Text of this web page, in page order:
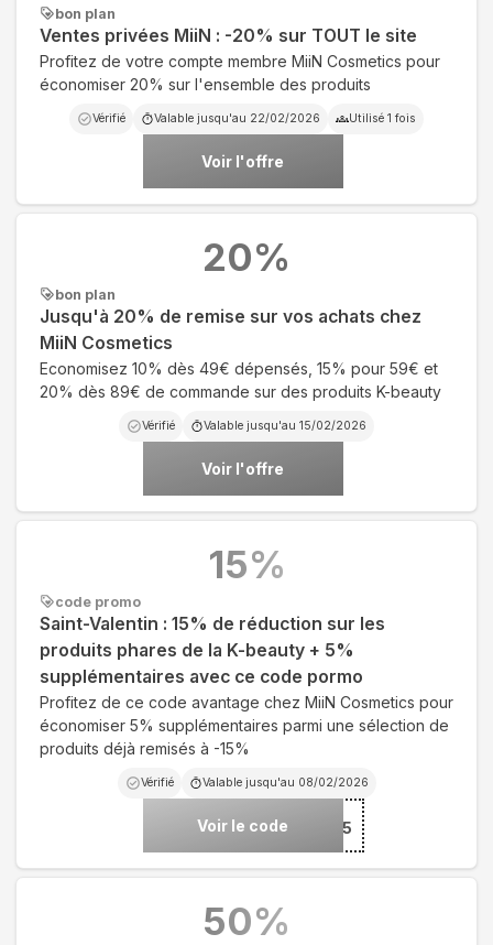
bon plan
Ventes privées MiiN : -20% sur TOUT le site
Profitez de votre compte membre MiiN Cosmetics pour
économiser 20% sur l'ensemble des produits
Vérifié Valable jusqu'au 22/02/2026 Utilisé 1 fois
Voir l'offre
bon plan
Jusqu'à 20% de remise sur vos achats chez
MiiN Cosmetics
Economisez 10% dès 49€ dépensés, 15% pour 59€ et
20% dès 89€ de commande sur des produits K-beauty
Vérifié Valable jusqu'au 15/02/2026
Voir l'offre
20%
code promo
Saint-Valentin : 15% de réduction sur les
produits phares de la K-beauty + 5%
supplémentaires avec ce code pormo
Profitez de ce code avantage chez MiiN Cosmetics pour
économiser 5% supplémentaires parmi une sélection de
produits déjà remisés à -15%
Vérifié Valable jusqu'au 08/02/2026
Voir le code ***E5
15%
50%